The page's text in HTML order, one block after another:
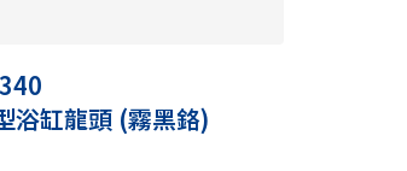
浴缸龍頭 (霧黑鉻)